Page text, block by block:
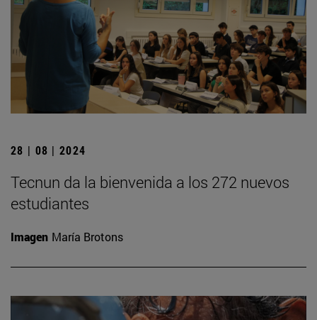
28 | 08 | 2024
Tecnun da la bienvenida a los 272 nuevos
estudiantes
Imagen María Brotons